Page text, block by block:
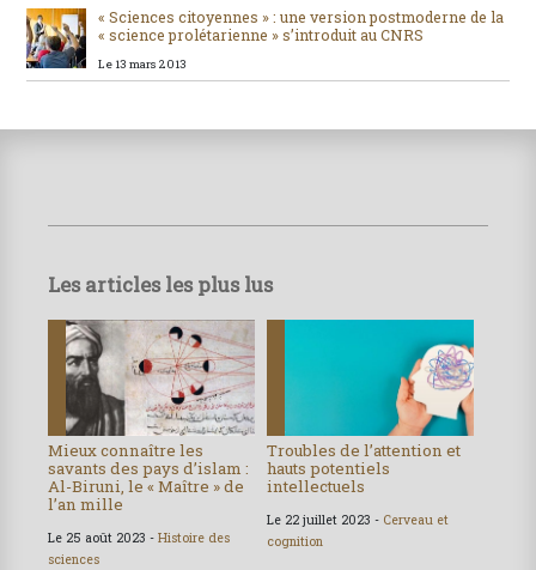
« Sciences citoyennes » : une version postmoderne de la
« science prolétarienne » s’introduit au CNRS
Le 13 mars 2013
Les articles les plus lus
Mieux connaître les
savants des pays d’islam :
Al-Biruni, le « Maître » de
l’an mille
Le 25 août 2023 - Histoire des
sciences
Troubles de l’attention et
hauts potentiels
intellectuels
Le 22 juillet 2023 - Cerveau et
cognition